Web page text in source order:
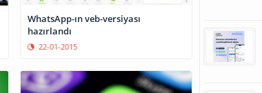
WhatsApp-ın veb-versiyası
hazırlandı
22-01-2015